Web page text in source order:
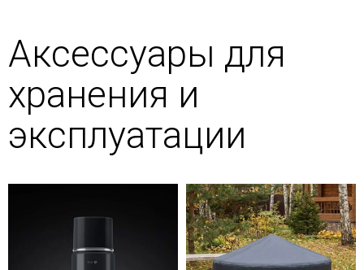
Аксессуары для
хранения и
эксплуатации